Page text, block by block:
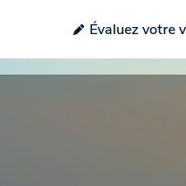
Évaluez votre